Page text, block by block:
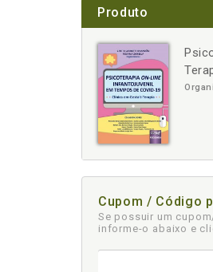
Produto
Cupom / Código
Se possuir um
informe-o abaixo e